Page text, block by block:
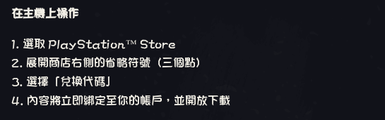
在主機上操作
選取 PlayStation™ Store
展開商店右側的省略符號（三個點）
選擇「兌換代碼」
內容將立即綁定至你的帳戶，並開放下載